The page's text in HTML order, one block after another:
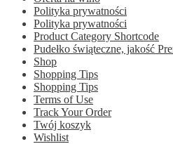
Polityka prywatności
Polityka prywatności
Product Category Shortcode
Pudełko świąteczne, jakość
Shop
Shopping Tips
Shopping Tips
Terms of Use
Track Your Order
Twój koszyk
Wishlist